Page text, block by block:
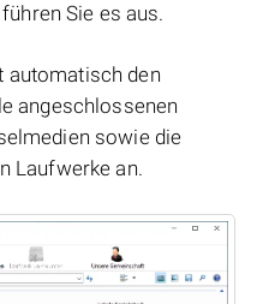
Sie es aus.
automatisch den
angeschlossenen
sowie die
Laufwerke an.